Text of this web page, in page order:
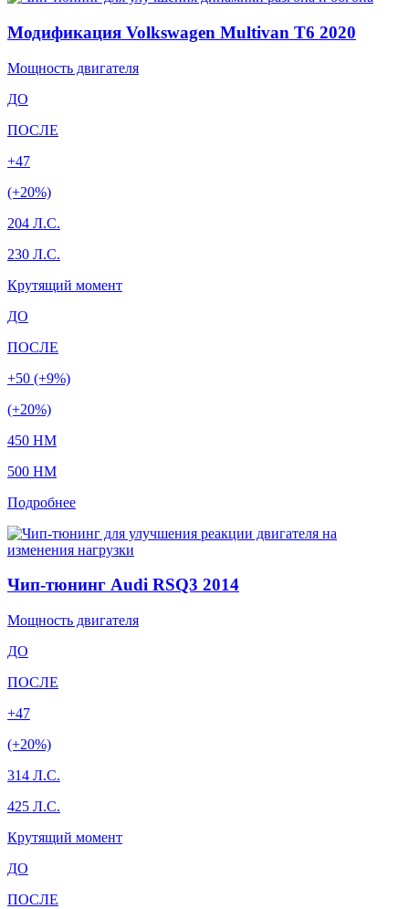
Модификация Volkswagen Multivan T6 2020
Мощность двигателя
ДО
ПОСЛЕ
+47
(+20%)
204 Л.С.
230 Л.С.
Крутящий момент
ДО
ПОСЛЕ
+50 (+9%)
(+20%)
450 HM
500 HM
Подробнее
Чип-тюнинг Audi RSQ3 2014
Мощность двигателя
ДО
ПОСЛЕ
+47
(+20%)
314 Л.С.
425 Л.С.
Крутящий момент
ДО
ПОСЛЕ